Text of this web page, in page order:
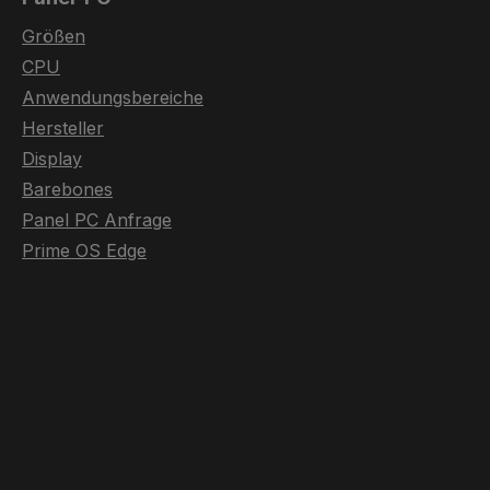
Größen
CPU
Anwendungsbereiche
Hersteller
Display
Barebones
Panel PC Anfrage
Prime OS Edge